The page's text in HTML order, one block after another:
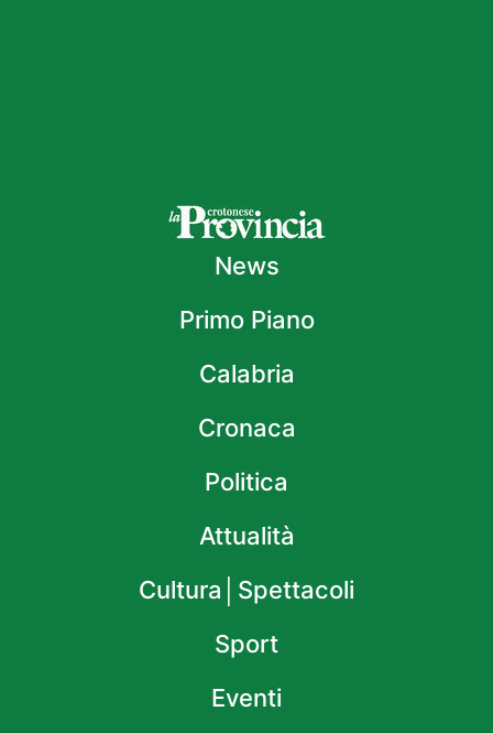
News
Primo Piano
Calabria
Cronaca
Politica
Attualità
Cultura│Spettacoli
Sport
Eventi